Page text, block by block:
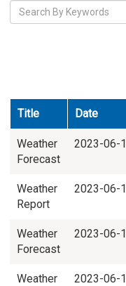
Title Date
Weather
Forecast
2023-06-
Weather
Report
2023-06-
Weather
Forecast
2023-06-
Weather
2023-06-